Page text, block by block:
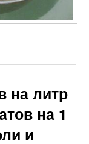
на литр
на 1
и